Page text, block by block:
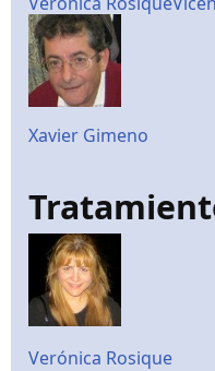
Xavier Gimeno
Verónica Rosique